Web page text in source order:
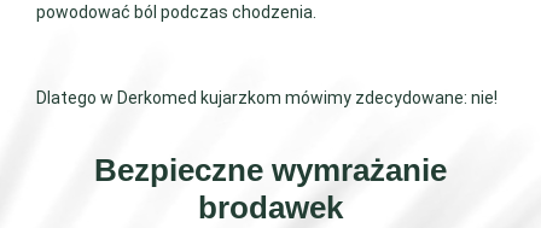
powodować ból podczas chodzenia.
Dlatego w Derkomed kujarzkom mówimy zdecydowane: nie!
Bezpieczne wymrażanie
brodawek